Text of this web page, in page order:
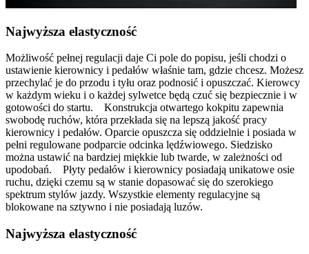
Najwyższa elastyczność
Możliwość pełnej regulacji daje Ci pole do popisu, jeśli chodzi o
ustawienie kierownicy i pedałów właśnie tam, gdzie chcesz. Możesz
przechylać je do przodu i tyłu oraz podnosić i opuszczać. Kierowcy
w każdym wieku i o każdej sylwetce będą czuć się bezpiecznie i w
gotowości do startu. Konstrukcja otwartego kokpitu zapewnia
swobodę ruchów, która przekłada się na lepszą jakość pracy
kierownicy i pedałów. Oparcie opuszcza się oddzielnie i posiada w
pełni regulowane podparcie odcinka lędźwiowego. Siedzisko
można ustawić na bardziej miękkie lub twarde, w zależności od
upodobań. Płyty pedałów i kierownicy posiadają unikatowe osie
ruchu, dzięki czemu są w stanie dopasować się do szerokiego
spektrum stylów jazdy. Wszystkie elementy regulacyjne są
blokowane na sztywno i nie posiadają luzów.
Najwyższa elastyczność